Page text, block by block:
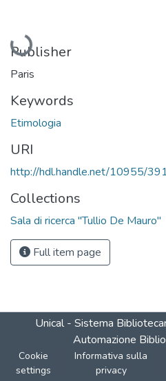
Loading...
Publisher
Paris
Keywords
Etimologia
URI
http://hdl.handle.net/10955/
Collections
Sala di ricerca "Tullio De Mauro"
Full item page
Unical - Sistema
Automazione
Cookie
settings
Informativa sulla
privacy